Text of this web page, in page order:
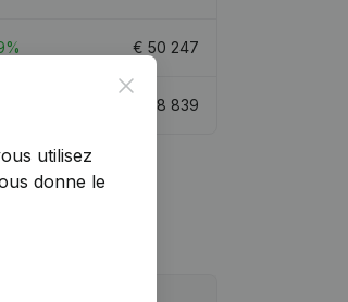
€ 50 247
28 839
Close
utilisez
donne le